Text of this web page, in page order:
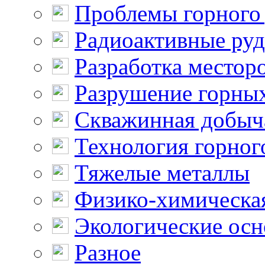
Проблемы горного
Радиоактивные
Разработка
Разрушение
Скважинная
Технология
Тяжелые металлы
Физико-
Экологические
Разное